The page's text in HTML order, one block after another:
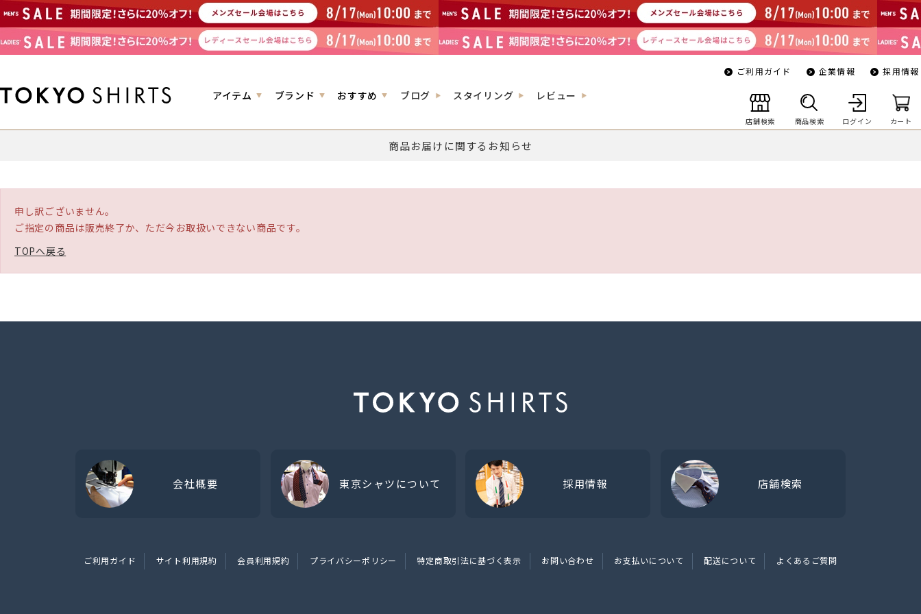
アイテム ブランド おすすめ ブログ スタイリング レビュー
ご利用ガイド 企業情報 採用情報
店舗検索 商品検索 ログイン カート
商品お届けに関するお知らせ
申し訳ございません。
ご指定の商品は販売終了か、ただ今お取扱いできない商品です。
TOPへ戻る
会社概要 東京シャツについて 採用情報 店舗検索
ご利用ガイド サイト利用規約 会員利用規約 プライバシーポリシー 特定商取引法に基づく表示 お問い合わせ お支払いについて 配送について よくあるご質問